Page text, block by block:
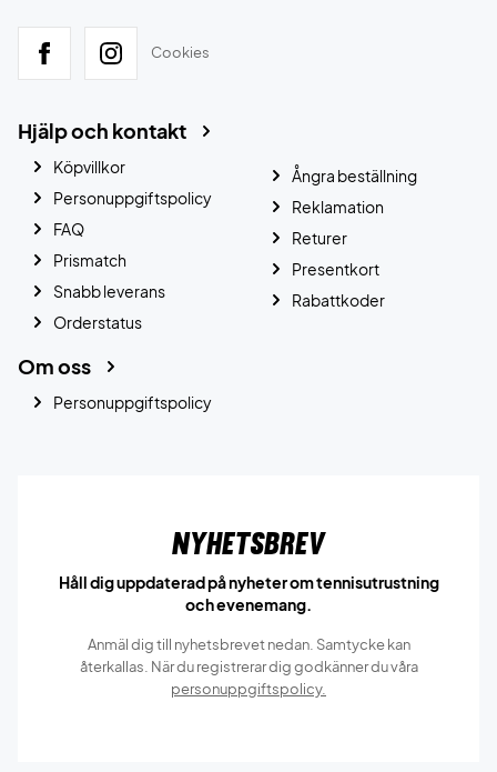
Cookies
Hjälp och kontakt
Köpvillkor
Personuppgiftspolicy
FAQ
Prismatch
Snabb leverans
Orderstatus
Ångra beställning
Reklamation
Returer
Presentkort
Rabattkoder
Om oss
Personuppgiftspolicy
Nyhetsbrev
Håll dig uppdaterad på nyheter om tennisutrustning
och evenemang.
Anmäl dig till nyhetsbrevet nedan. Samtycke kan
återkallas. När du registrerar dig godkänner du våra
personuppgiftspolicy.